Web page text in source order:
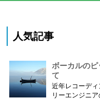
人気記事
ボーカルの
て
近年レコーデ
リーエンジニアの